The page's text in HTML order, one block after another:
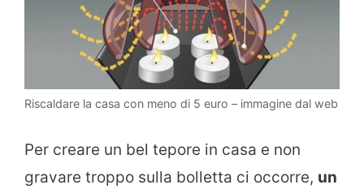
Riscaldare la casa con meno di 5 euro – immagine dal web
Per creare un bel tepore in casa e non
gravare troppo sulla bolletta ci occorre, un